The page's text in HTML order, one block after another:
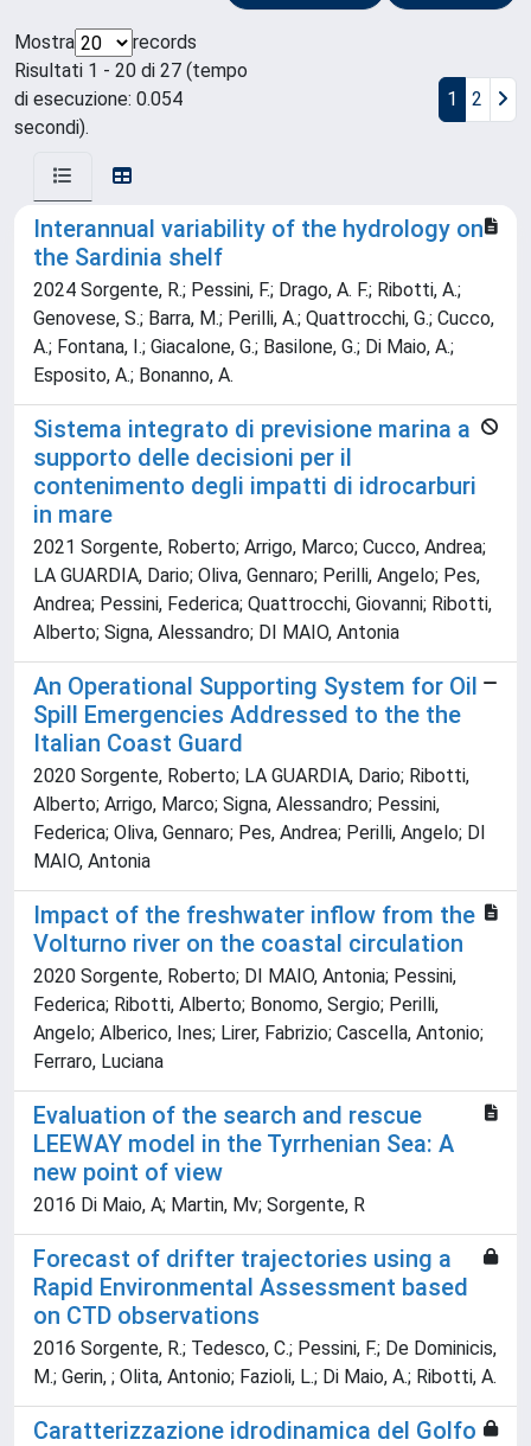
Mostra
records
Risultati 1 - 20 di 27 (tempo
di esecuzione: 0.054
secondi).
1 2
Interannual variability of the hydrology on
the Sardinia shelf
2024 Sorgente, R.; Pessini, F.; Drago, A. F.; Ribotti, A.;
Genovese, S.; Barra, M.; Perilli, A.; Quattrocchi, G.; Cucco,
A.; Fontana, I.; Giacalone, G.; Basilone, G.; Di Maio, A.;
Esposito, A.; Bonanno, A.
Sistema integrato di previsione marina a
supporto delle decisioni per il
contenimento degli impatti di idrocarburi
in mare
2021 Sorgente, Roberto; Arrigo, Marco; Cucco, Andrea;
LA GUARDIA, Dario; Oliva, Gennaro; Perilli, Angelo; Pes,
Andrea; Pessini, Federica; Quattrocchi, Giovanni; Ribotti,
Alberto; Signa, Alessandro; DI MAIO, Antonia
An Operational Supporting System for Oil
Spill Emergencies Addressed to the the
Italian Coast Guard
2020 Sorgente, Roberto; LA GUARDIA, Dario; Ribotti,
Alberto; Arrigo, Marco; Signa, Alessandro; Pessini,
Federica; Oliva, Gennaro; Pes, Andrea; Perilli, Angelo; DI
MAIO, Antonia
Impact of the freshwater inflow from the
Volturno river on the coastal circulation
2020 Sorgente, Roberto; DI MAIO, Antonia; Pessini,
Federica; Ribotti, Alberto; Bonomo, Sergio; Perilli,
Angelo; Alberico, Ines; Lirer, Fabrizio; Cascella, Antonio;
Ferraro, Luciana
Evaluation of the search and rescue
LEEWAY model in the Tyrrhenian Sea: A
new point of view
2016 Di Maio, A; Martin, Mv; Sorgente, R
Forecast of drifter trajectories using a
Rapid Environmental Assessment based
on CTD observations
2016 Sorgente, R.; Tedesco, C.; Pessini, F.; De Dominicis,
M.; Gerin, ; Olita, Antonio; Fazioli, L.; Di Maio, A.; Ribotti, A.
Caratterizzazione idrodinamica del Golfo